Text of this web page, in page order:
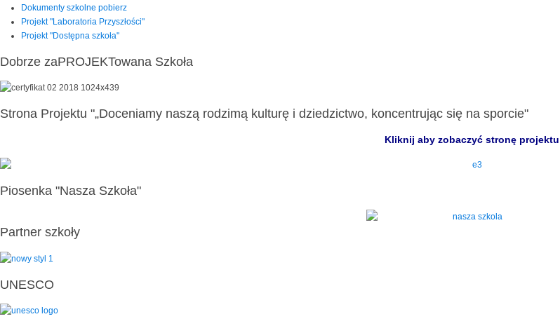
Dokumenty szkolne pobierz
Projekt "Laboratoria Przyszłości"
Projekt "Dostępna szkoła"
Dobrze zaPROJEKTowana Szkoła
Strona Projektu "„Doceniamy naszą rodzimą kulturę i dziedzictwo, koncentrując się na sporcie"
Kliknij aby zobaczyć stronę projektu
Piosenka "Nasza Szkoła"
Partner szkoły
UNESCO